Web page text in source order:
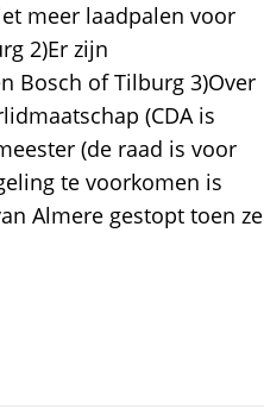
meer laadpalen voor
2)Er zijn
Bosch of Tilburg 3)Over
(CDA is
(de raad is voor
te voorkomen is
Almere gestopt toen ze